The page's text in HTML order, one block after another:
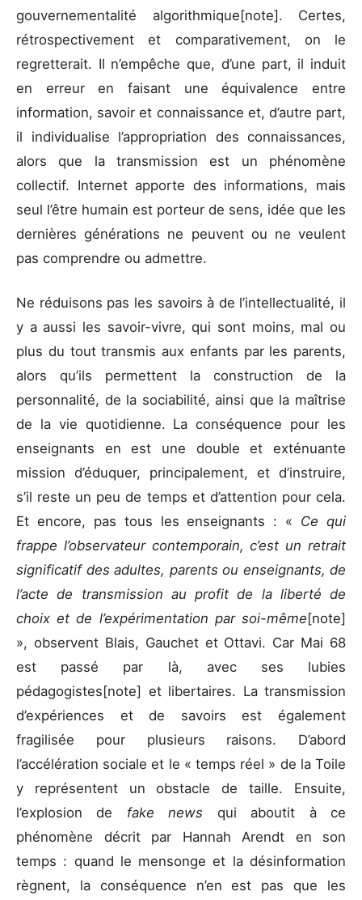
gouvernementalité algorithmique[note]. Certes,
rétrospectivement et comparativement, on le
regretterait. Il n’empêche que, d’une part, il induit
en erreur en faisant une équivalence entre
information, savoir et connaissance et, d’autre part,
il individualise l’appropriation des connaissances,
alors que la transmission est un phénomène
collectif. Internet apporte des informations, mais
seul l’être humain est porteur de sens, idée que les
dernières générations ne peuvent ou ne veulent
pas comprendre ou admettre.
Ne réduisons pas les savoirs à de l’intellectualité, il
y a aussi les savoir-vivre, qui sont moins, mal ou
plus du tout transmis aux enfants par les parents,
alors qu’ils permettent la construction de la
personnalité, de la sociabilité, ainsi que la maîtrise
de la vie quotidienne. La conséquence pour les
enseignants en est une double et exténuante
mission d’éduquer, principalement, et d’instruire,
s’il reste un peu de temps et d’attention pour cela.
Et encore, pas tous les enseignants : « Ce qui
frappe l’observateur contemporain, c’est un retrait
significatif des adultes, parents ou enseignants, de
l’acte de transmission au profit de la liberté de
choix et de l’expérimentation par soi-même[note]
», observent Blais, Gauchet et Ottavi. Car Mai 68
est passé par là, avec ses lubies
pédagogistes[note] et libertaires. La transmission
d’expériences et de savoirs est également
fragilisée pour plusieurs raisons. D’abord
l’accélération sociale et le « temps réel » de la Toile
y représentent un obstacle de taille. Ensuite,
l’explosion de fake news qui aboutit à ce
phénomène décrit par Hannah Arendt en son
temps : quand le mensonge et la désinformation
règnent, la conséquence n’en est pas que les